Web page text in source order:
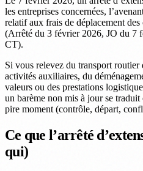
les entreprises concernées,
relatif aux frais de déplacement
(Arrêté du 3 février 2026, JO du 7
CT).
Si vous relevez du transport
activités auxiliaires, du
valeurs ou des prestations
un barème non mis à jour se
pire moment (contrôle, départ,
Ce que l’arrêté
qui)